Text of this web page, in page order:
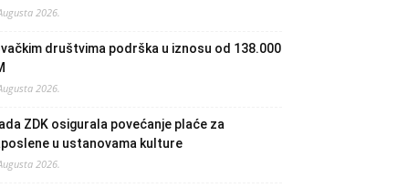
2026.
društvima podrška u iznosu od 138.000
2026.
ZDK osigurala povećanje plaće za
u ustanovama kulture
2026.